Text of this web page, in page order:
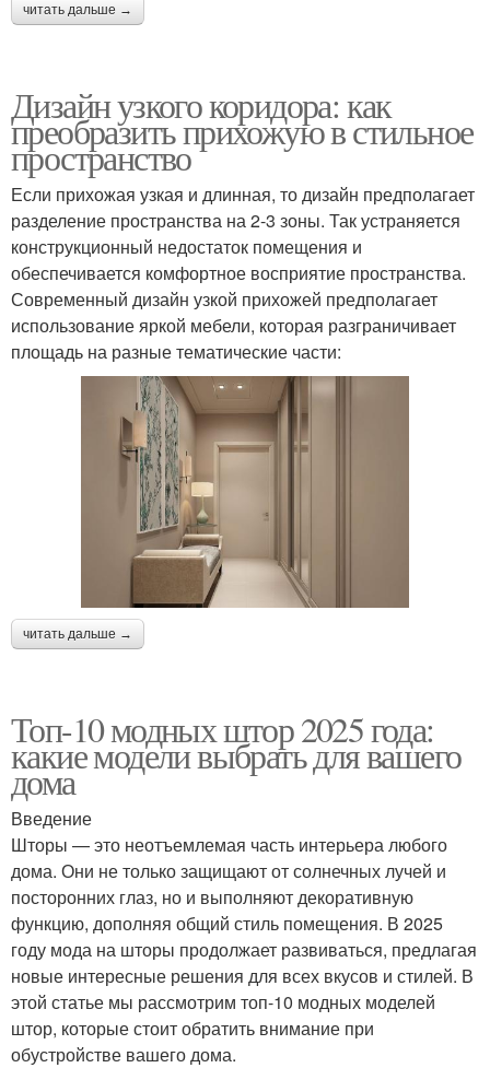
читать дальше →
Дизайн узкого коридора: как
преобразить прихожую в стильное
пространство
Если прихожая узкая и длинная, то дизайн предполагает
разделение пространства на 2-3 зоны. Так устраняется
конструкционный недостаток помещения и
обеспечивается комфортное восприятие пространства.
Современный дизайн узкой прихожей предполагает
использование яркой мебели, которая разграничивает
площадь на разные тематические части:
читать дальше →
Топ-10 модных штор 2025 года:
какие модели выбрать для вашего
дома
Введение
Шторы — это неотъемлемая часть интерьера любого
дома. Они не только защищают от солнечных лучей и
посторонних глаз, но и выполняют декоративную
функцию, дополняя общий стиль помещения. В 2025
году мода на шторы продолжает развиваться, предлагая
новые интересные решения для всех вкусов и стилей. В
этой статье мы рассмотрим топ-10 модных моделей
штор, которые стоит обратить внимание при
обустройстве вашего дома.